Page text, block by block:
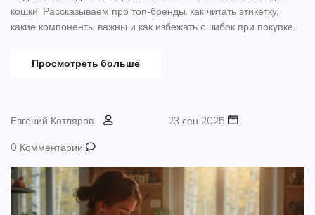
кошки. Рассказываем про топ‑бренды, как читать этикетку,
какие компоненты важны и как избежать ошибок при покупке.
Просмотреть больше
Евгений Котляров
23 сен 2025
0 Комментарии